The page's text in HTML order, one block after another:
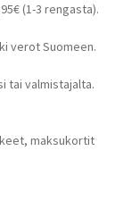
(1-3 rengasta).
verot Suomeen.
tai valmistajalta.
maksukortit